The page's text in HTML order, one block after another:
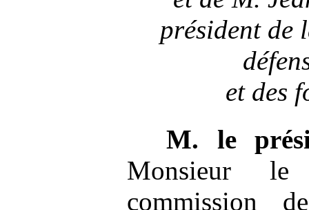
président de
et des
M.
le
Monsieur
commission